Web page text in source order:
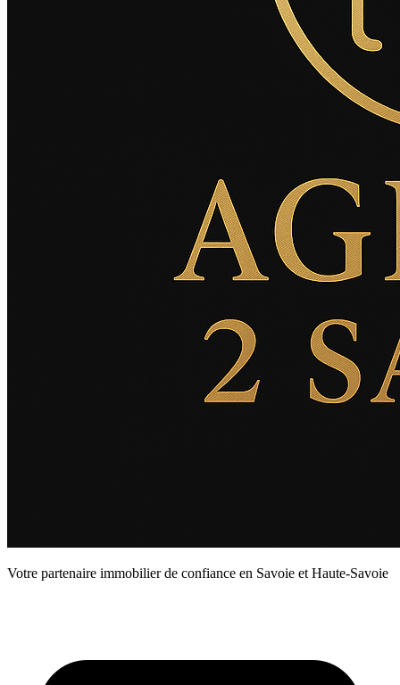
Votre partenaire immobilier de confiance en Savoie et Haute-Savoie